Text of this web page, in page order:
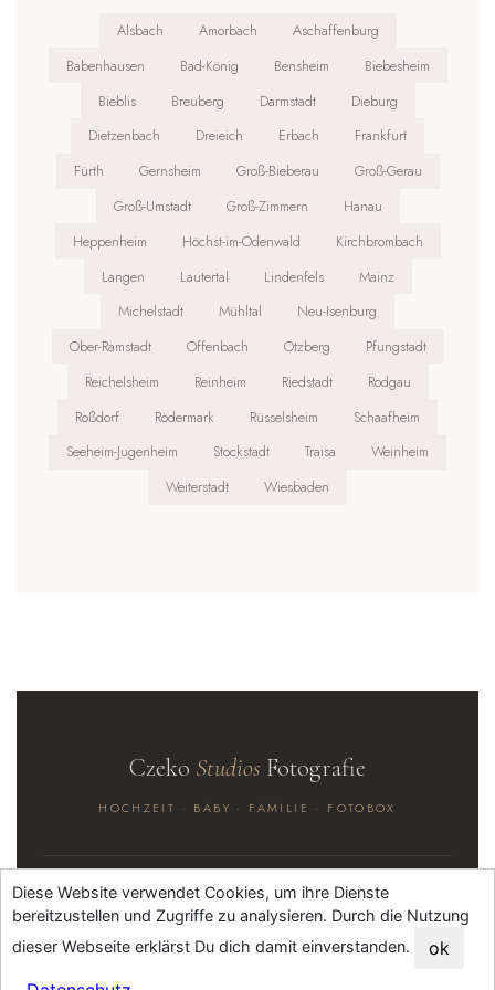
Alsbach Amorbach
Aschaffenburg
Babenhausen
Bad-König Bensheim
Biebesheim
Bieblis
Breuberg Darmstadt
Dieburg
Dietzenbach
Dreieich Erbach
Frankfurt
Fürth
Gernsheim Groß-Bieberau
Groß-Gerau
Groß-Umstadt
Groß-Zimmern
Hanau
Heppenheim
Höchst-im-Odenwald
Kirchbrombach
Langen
Lautertal Lindenfels
Mainz
Michelstadt
Mühltal
Neu-Isenburg
Ober-Ramstadt
Offenbach Otzberg
Pfungstadt
Reichelsheim
Reinheim Riedstadt
Rodgau
Roßdorf
Rödermark Rüsselsheim
Schaafheim
Seeheim-Jugenheim
Stockstadt Traisa
Weinheim
Weiterstadt
Wiesbaden
Diese Website verwendet Cookies, um ihre Dienste
bereitzustellen und Zugriffe zu analysieren. Durch die Nutzung
dieser Webseite erklärst Du dich damit einverstanden.
ok
Czeko Studios Fotografie
HOCHZEIT · BABY · FAMILIE · FOTOBOX
HOCHZEITSFOTOS
Standesamt Quickie